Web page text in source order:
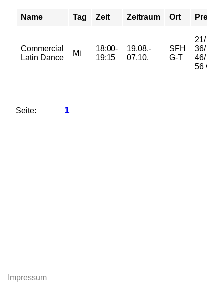
Name Tag Zeit Zeitraum Ort Preis
Commercial
Latin Dance
Mi
18:00-
19:15
19.08.-
07.10.
SFH
G-T
21/
36/
46/
56 €
Seite: 1
Impressum